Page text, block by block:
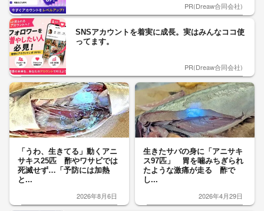
PR(Dreaw合同会社)
SNSアカウントを着実に成長。実はみんなココ使
ってます。
PR(Dreaw合同会社)
「うわ、生きてる」動くアニ
サキス25匹 酢やワサビでは
死滅せず…「予防には加熱
と...
2026年8月6日
生きたサバの身に「アニサキ
ス97匹」 胃を噛みちぎられ
たような激痛が走る 酢で
し...
2026年4月29日